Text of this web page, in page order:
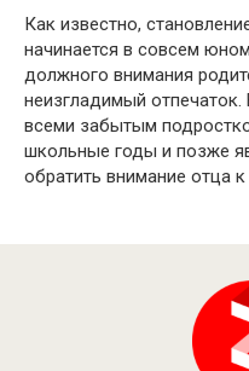
Как известно,
начинается в совсем
должного внимания
неизгладимый
всеми забытым
школьные годы и позже
обратить внимание отца к